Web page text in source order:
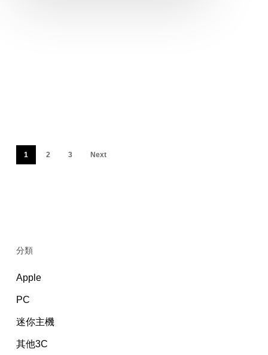
1 2 3 Next
分類
Apple
PC
迷你主機
其他3C